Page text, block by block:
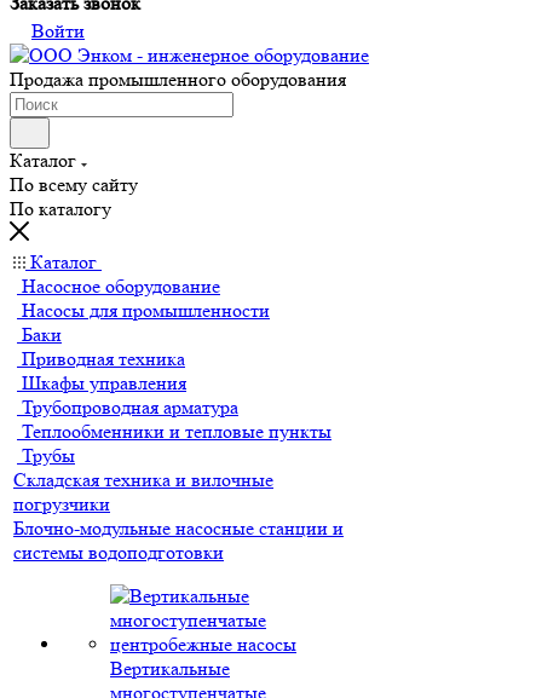
Войти
Продажа промышленного оборудования
Каталог
По всему сайту
По каталогу
Каталог
Насосное оборудование
Насосы для промышленности
Баки
Приводная техника
Шкафы управления
Трубопроводная арматура
Теплообменники и тепловые пункты
Трубы
Складская техника и вилочные
погрузчики
Блочно-модульные насосные станции и
системы водоподготовки
Вертикальные
многоступенчатые